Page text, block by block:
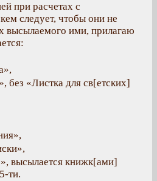
при расчетах с
следует, чтобы они не
высылаемого ими, прилагаю
без «Листка для св[етских]
высылается книжк[ами]
ти.